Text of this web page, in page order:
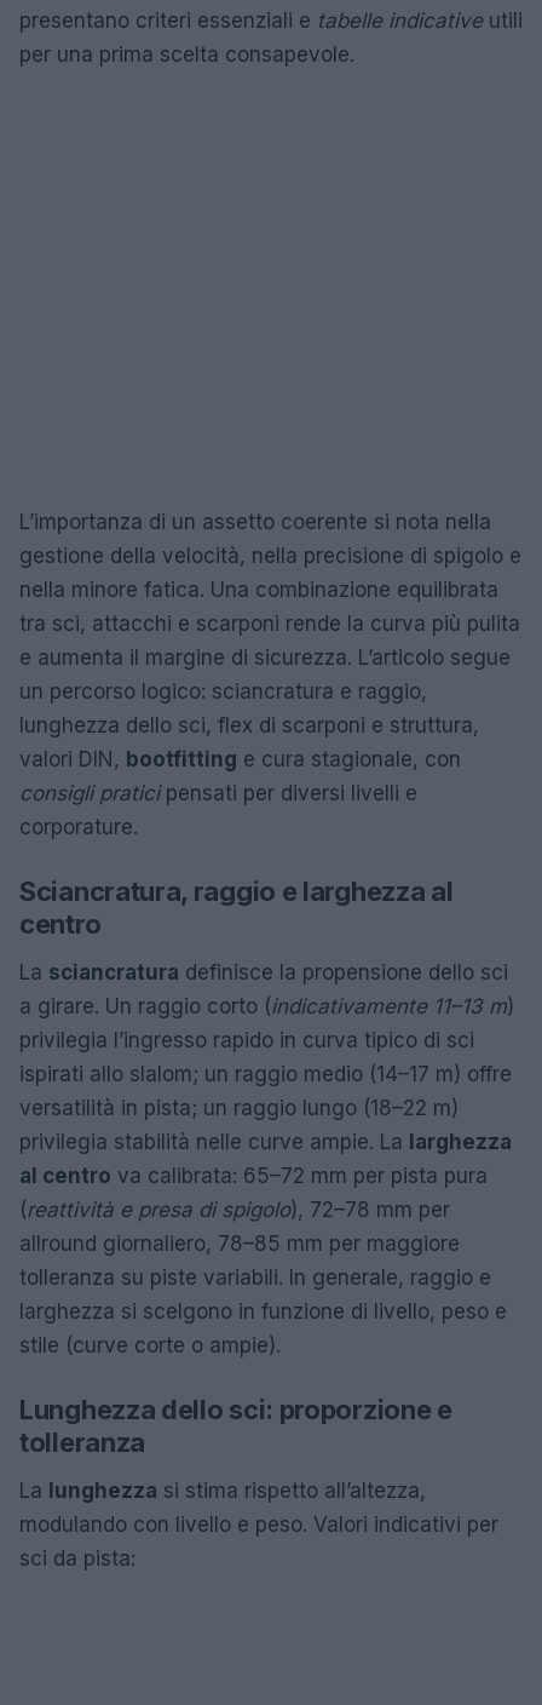
presentano criteri essenziali e tabelle indicativeutili
per una prima scelta consapevole.
L’importanza di un assetto coerente si nota nella
gestione della velocità, nella precisione di spigolo e
nella minore fatica. Una combinazione equilibrata
tra sci, attacchi e scarponi rende la curva più pulita
e aumenta il margine di sicurezza. L’articolo segue
un percorso logico: sciancratura e raggio,
lunghezza dello sci, flex di scarponi e struttura,
valori DIN, bootfitting e cura stagionale, con
consigli praticipensati per diversi livelli e
corporature.
Sciancratura, raggio e larghezza al
centro
La sciancratura definisce la propensione dello sci
a girare. Un raggio corto (indicativamente 11–13 m)
privilegia l’ingresso rapido in curva tipico di sci
ispirati allo slalom; un raggio medio (14–17 m) offre
versatilità in pista; un raggio lungo (18–22 m)
privilegia stabilità nelle curve ampie. La larghezza
al centro va calibrata: 65–72 mm per pista pura
(reattività e presa di spigolo), 72–78 mm per
allround giornaliero, 78–85 mm per maggiore
tolleranza su piste variabili. In generale, raggio e
larghezza si scelgono in funzione di livello, peso e
stile (curve corte o ampie).
Lunghezza dello sci: proporzione e
tolleranza
La lunghezza si stima rispetto all’altezza,
modulando con livello e peso. Valori indicativi per
sci da pista: